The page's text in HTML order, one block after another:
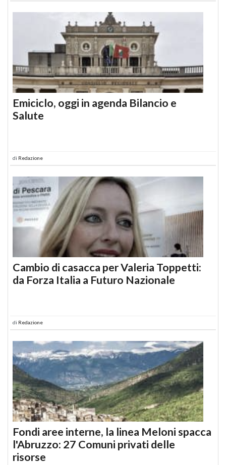
Emiciclo, oggi in agenda Bilancio e
Salute
di Redazione
Cambio di casacca per Valeria Toppetti:
da Forza Italia a Futuro Nazionale
di Redazione
Fondi aree interne, la linea Meloni spacca
l'Abruzzo: 27 Comuni privati delle
risorse